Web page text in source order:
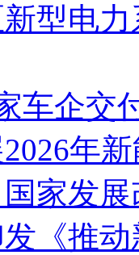
型电
车企交
年
家发
《推